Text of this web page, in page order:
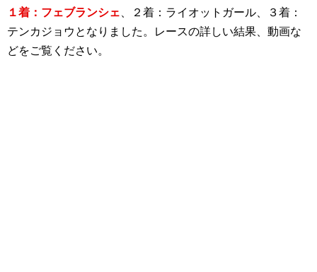
１着：フェブランシェ 、２着：ライオットガール、３着：
テンカジョウとなりました。レースの詳しい結果、動画な
どをご覧ください。